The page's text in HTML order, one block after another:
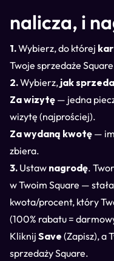
nalicza, i
1.Wybierz, do której
Twoje sprzedaże
2.Wybierz, jak
Za wizytę — jedna
wizytę (najprościej).
Za wydaną kwotę —
zbiera.
3. Ustaw nagrodę.
w Twoim Square —
kwota/procent, który
(100% rabatu =
Kliknij Save (Zapisz), a
sprzedaży Square.